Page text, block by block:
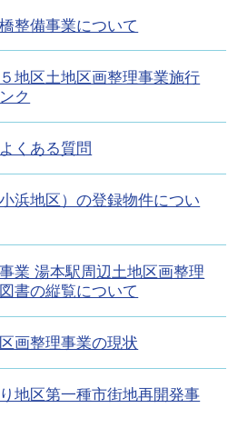
整備事業について
地区土地区画整理事業施行
ク
くある質問
浜地区）の登録物件につい
業 湯本駅周辺土地区画整理
書の縦覧について
画整理事業の現状
地区第一種市街地再開発事